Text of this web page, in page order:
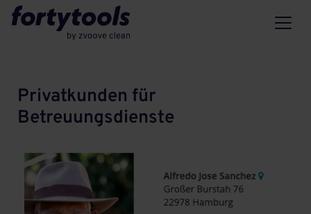
Privatkunden für
Betreuungsdienste